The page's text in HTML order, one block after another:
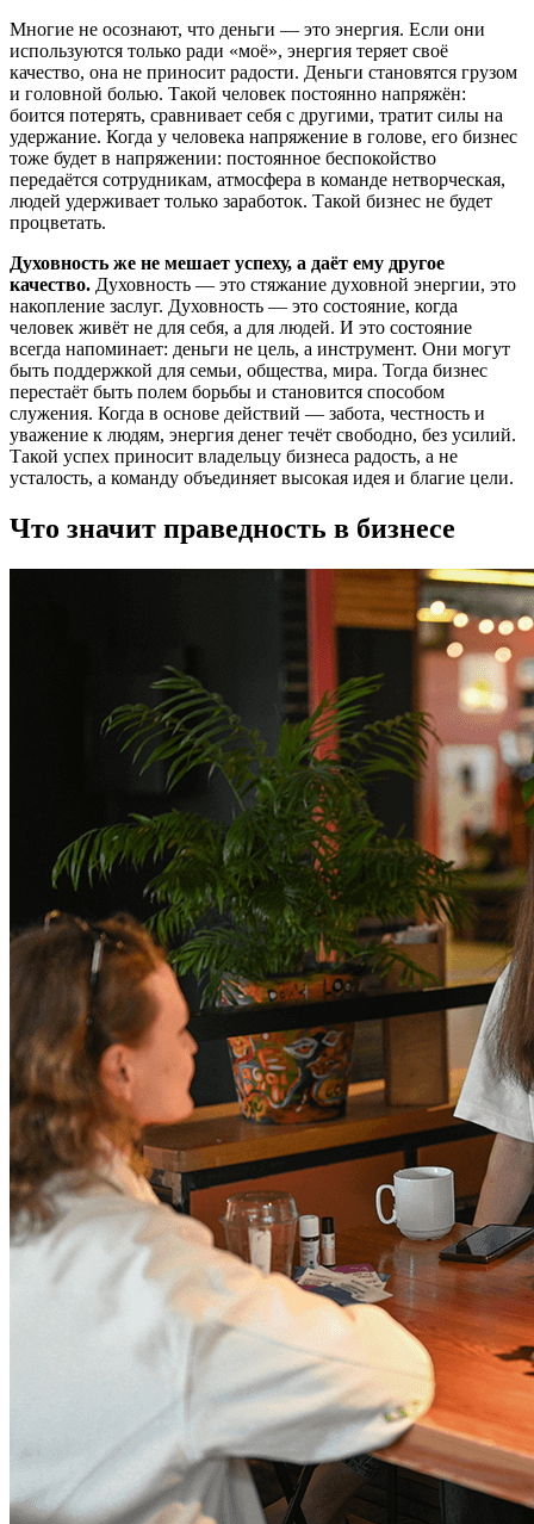
Многие не осознают, что деньги — это энергия. Если они
используются только ради «моё», энергия теряет своё
качество, она не приносит радости. Деньги становятся грузом
и головной болью. Такой человек постоянно напряжён:
боится потерять, сравнивает себя с другими, тратит силы на
удержание. Когда у человека напряжение в голове, его бизнес
тоже будет в напряжении: постоянное беспокойство
передаётся сотрудникам, атмосфера в команде нетворческая,
людей удерживает только заработок. Такой бизнес не будет
процветать.
Духовность же не мешает успеху, а даёт ему другое
качество. Духовность — это стяжание духовной энергии, это
накопление заслуг. Духовность — это состояние, когда
человек живёт не для себя, а для людей. И это состояние
всегда напоминает: деньги не цель, а инструмент. Они могут
быть поддержкой для семьи, общества, мира. Тогда бизнес
перестаёт быть полем борьбы и становится способом
служения. Когда в основе действий — забота, честность и
уважение к людям, энергия денег течёт свободно, без усилий.
Такой успех приносит владельцу бизнеса радость, а не
усталость, а команду объединяет высокая идея и благие цели.
Что значит праведность в бизнесе